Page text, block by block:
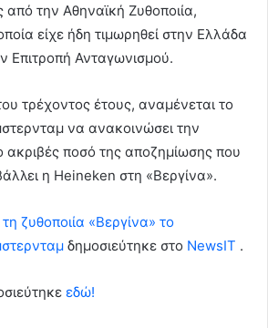
την Αθηναϊκή Ζυθοποιία,
είχε ήδη τιμωρηθεί στην Ελλάδα
Επιτροπή Ανταγωνισμού.
τρέχοντος έτους, αναμένεται το
να ανακοινώσει την
ακριβές ποσό της αποζημίωσης που
η Heineken στη «Βεργίνα».
ζυθοποιία «Βεργίνα» το
δημοσιεύτηκε στο NewsIT .
εδώ!